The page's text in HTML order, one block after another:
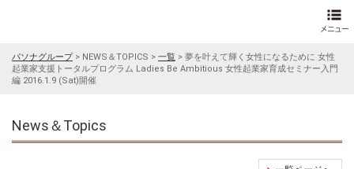
パソナグループ> NEWS＆TOPICS > 一覧 > 夢を叶えて輝く女性になるために 女性
起業家支援トータルプログラム Ladies Be Ambitious 女性起業家育成セミナー入門
編 2016.1.9 (Sat)開催
News＆Topics